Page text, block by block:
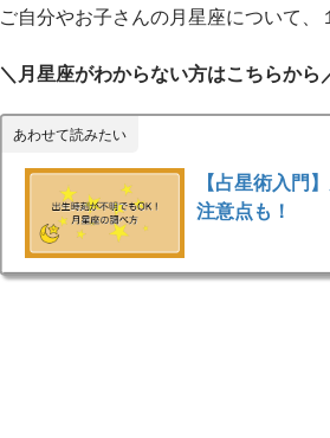
ご自分やお子さんの月星座について、
＼月星座がわからない方はこちらから
あわせて読みたい
【占星術入門
注意点も！